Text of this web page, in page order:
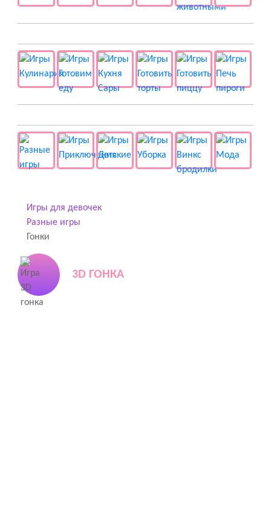
Игры для девочек
Разные игры
Гонки
3D ГОНКА